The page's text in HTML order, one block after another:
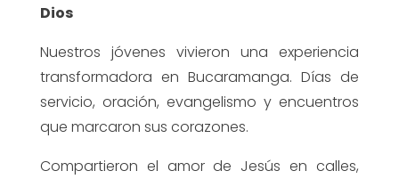
Dios
Nuestros jóvenes vivieron una experiencia
transformadora en Bucaramanga. Días de
servicio, oración, evangelismo y encuentros
que marcaron sus corazones.
Compartieron el amor de Jesús en calles,